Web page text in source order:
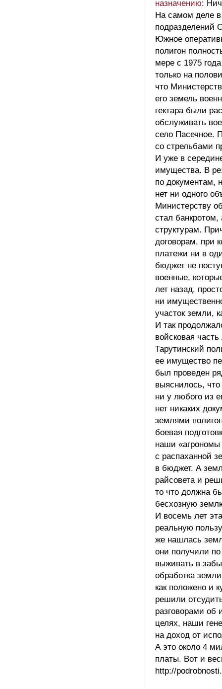
назначению:
На самом деле в
подразделений
Южное
полигон
мере с 1975
только на
что
его земель
гектара были
обслуживать
село Пасечное.
со стрельбами
И уже в
имущества. В
по документам,
нет ни одного
Министерству
стал
структурам.
договорам, при
платежи ни в
бюджет не
военные,
лет назад,
ни
участок земли,
И так
войсковая
Тарутинский
ее имущество
был проведен
выяснилось,
ни у любого из
нет никаких
землями
боевая
наши «агрономы
с распаханной
в бюджет. А
райсовета и
то что должна
бесхозную
И восемь лет
реальную
же нашлась
они получили по
выживать в
обработка
как положено и
решили
разговорами об
целях, наши
на доход от
А это около 4
платы. Вот и
http://